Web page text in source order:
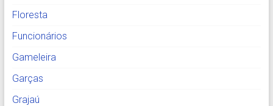
Floresta
Funcionários
Gameleira
Garças
Grajaú